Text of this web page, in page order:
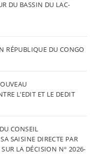
DU BASSIN DU LAC-
RÉPUBLIQUE DU CONGO
L’EDIT ET LE DEDIT
CONSEIL
SAISINE DIRECTE PAR
LA DÉCISION N° 2026-